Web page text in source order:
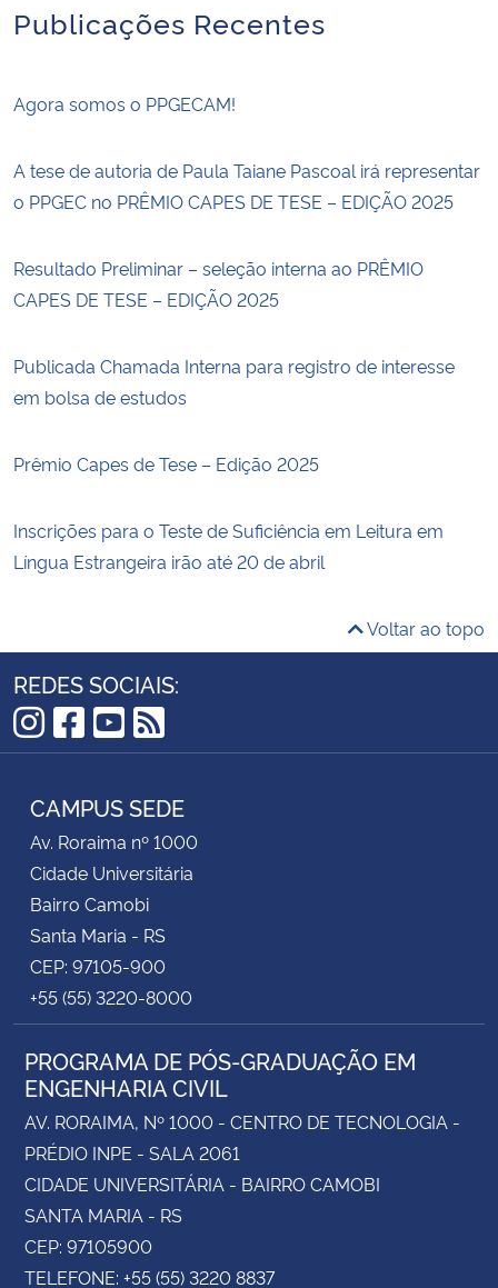
Publicações Recentes
Agora somos o PPGECAM!
A tese de autoria de Paula Taiane Pascoal irá representar
o PPGEC no PRÊMIO CAPES DE TESE – EDIÇÃO 2025
Resultado Preliminar – seleção interna ao PRÊMIO
CAPES DE TESE – EDIÇÃO 2025
Publicada Chamada Interna para registro de interesse
em bolsa de estudos
Prêmio Capes de Tese – Edição 2025
Inscrições para o Teste de Suficiência em Leitura em
Língua Estrangeira irão até 20 de abril
Voltar ao topo
REDES SOCIAIS:
Instagram
Facebook
YouTube
RSS
CAMPUS SEDE
Av. Roraima nº 1000
Cidade Universitária
Bairro Camobi
Santa Maria - RS
CEP: 97105-900
+55 (55) 3220-8000
PROGRAMA DE PÓS-GRADUAÇÃO EM
ENGENHARIA CIVIL
AV. RORAIMA, Nº 1000 - CENTRO DE TECNOLOGIA -
PRÉDIO INPE - SALA 2061
CIDADE UNIVERSITÁRIA - BAIRRO CAMOBI
SANTA MARIA - RS
CEP: 97105900
TELEFONE: +55 (55) 3220 8837